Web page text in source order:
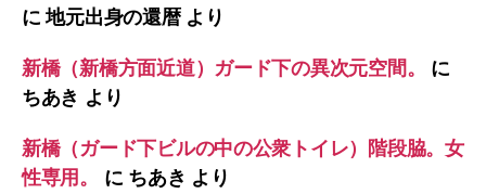
に地元出身の還暦より
新橋（新橋方面近道）ガード下の異次元空間。
に
ちあき より
新橋（ガード下ビルの中の公衆トイレ）階段脇。女
性専用。
に ちあき より